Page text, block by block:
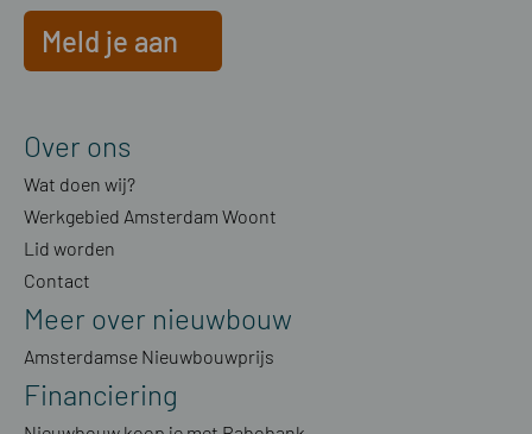
Meld je aan
Over ons
Wat doen wij?
Werkgebied Amsterdam Woont
Lid worden
Contact
Meer over nieuwbouw
Amsterdamse Nieuwbouwprijs
Financiering